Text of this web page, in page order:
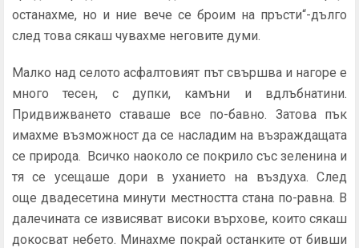
останахме, но и ние вече се броим на пръсти“-дълго
след това сякаш чувахме неговите думи.
Малко над селото асфалтовият път свършва и нагоре е
много тесен, с дупки, камъни и вдлъбнатини.
Придвижването ставаше все по-бавно. Затова пък
имахме възможност да се насладим на възраждащата
се природа. Всичко наоколо се покрило със зеленина и
тя се усещаше дори в уханието на въздуха. След
още двадесетина минути местността стана по-равна. В
далечината се извисяват високи върхове, които сякаш
докосват небето. Минахме покрай останките от бивши